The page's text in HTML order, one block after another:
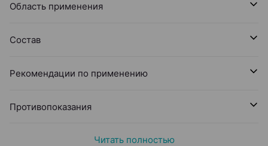
Область применения
Состав
Рекомендации по применению
Противопоказания
Читать полностью